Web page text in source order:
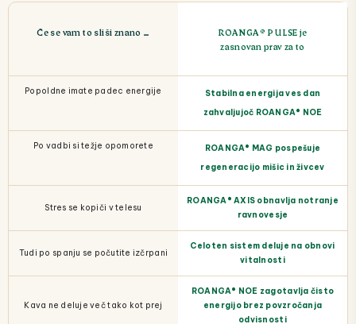
Če se vam to sliši znano …
ROANGA® PULSE je
zasnovan prav za to
Popoldne imate padec energije
Stabilna energija ves dan
zahvaljujoč ROANGA® NOE
Po vadbi si težje opomorete
ROANGA® MAG pospešuje
regeneracijo mišic in živcev
Stres se kopiči v telesu
ROANGA® AXIS obnavlja notranje
ravnovesje
Tudi po spanju se počutite izčrpani
Celoten sistem deluje na obnovi
vitalnosti
Kava ne deluje več tako kot prej
ROANGA® NOE zagotavlja čisto
energijo brez povzročanja
odvisnosti